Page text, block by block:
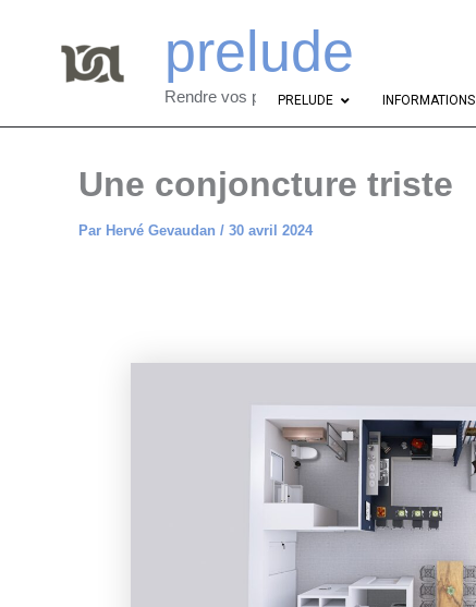
prelude
Rendre vos projets abordables
Une conjoncture triste
Par Hervé Gevaudan / 30 avril 2024
PRELUDE INFORMATIONS